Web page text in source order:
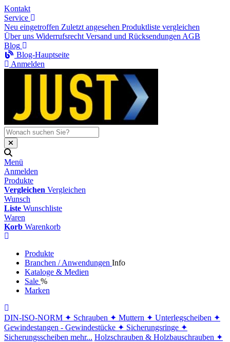
Kontakt
Service
Neu eingetroffen Zuletzt angesehen Produktliste vergleichen
Über uns Widerrufsrecht Versand und Rücksendungen AGB
Blog
Blog-Hauptseite
Anmelden
Menü
Anmelden
Produkte
Vergleichen Vergleichen
Wunsch
Liste Wunschliste
Waren
Korb Warenkorb
Produkte
Branchen / Anwendungen Info
Kataloge & Medien
Sale %
Marken
DIN-ISO-NORM ✦ Schrauben ✦ Muttern ✦ Unterlegscheiben ✦
Gewindestangen - Gewindestücke ✦ Sicherungsringe ✦
Sicherungsscheiben mehr... Holzschrauben & Holzbauschrauben ✦